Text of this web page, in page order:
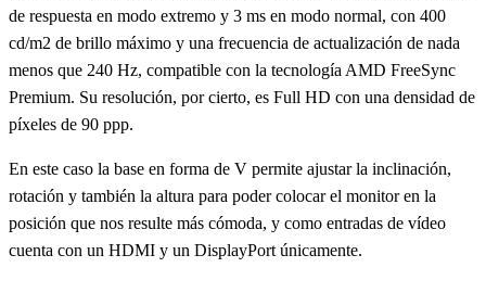
de respuesta en modo extremo y 3 ms en modo normal, con 400
cd/m2 de brillo máximo y una frecuencia de actualización de nada
menos que 240 Hz, compatible con la tecnología AMD FreeSync
Premium. Su resolución, por cierto, es Full HD con una densidad de
píxeles de 90 ppp.
En este caso la base en forma de V permite ajustar la inclinación,
rotación y también la altura para poder colocar el monitor en la
posición que nos resulte más cómoda, y como entradas de vídeo
cuenta con un HDMI y un DisplayPort únicamente.